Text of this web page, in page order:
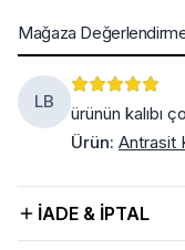
Mağaza
LB
ürünün kalıbı
Ürün: Antrasit
İADE & İPTAL